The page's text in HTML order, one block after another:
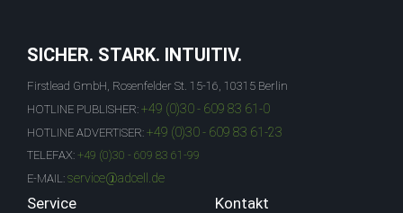
SICHER. STARK. INTUITIV.
Firstlead GmbH, Rosenfelder St. 15-16, 10315 Berlin
HOTLINE PUBLISHER: +49 (0)30 - 609 83 61-0
HOTLINE ADVERTISER: +49 (0)30 - 609 83 61-23
TELEFAX: +49 (0)30 - 609 83 61-99
E-MAIL: service@adcell.de
Service Kontakt